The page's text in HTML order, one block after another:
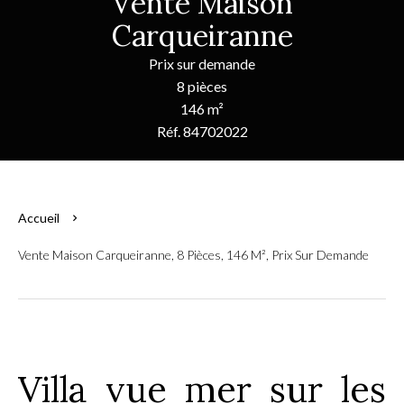
Carqueiranne
Prix sur demande
8 pièces
146 m²
Réf. 84702022
Accueil
Vente Maison Carqueiranne, 8 Pièces, 146 M², Prix Sur Demande
Villa vue mer sur les